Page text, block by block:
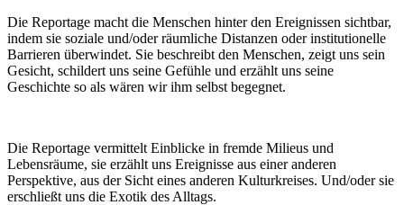
Die Reportage macht die Menschen hinter den Ereignissen sichtbar,
indem sie soziale und/oder räumliche Distanzen oder institutionelle
Barrieren überwindet. Sie beschreibt den Menschen, zeigt uns sein
Gesicht, schildert uns seine Gefühle und erzählt uns seine
Geschichte so als wären wir ihm selbst begegnet.
Die Reportage vermittelt Einblicke in fremde Milieus und
Lebensräume, sie erzählt uns Ereignisse aus einer anderen
Perspektive, aus der Sicht eines anderen Kulturkreises. Und/oder sie
erschließt uns die Exotik des Alltags.